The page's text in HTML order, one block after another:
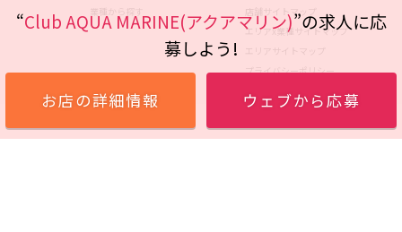
練馬駅
清瀬駅
飯能駅
大泉学園駅
店舗サイトマップ
エリアx業種サイトマップ
プライバシーポリシー
“Club AQUA MARINE(アクアマリン)”の求人に応
募しよう!
お店の詳細情報 ウェブから応募